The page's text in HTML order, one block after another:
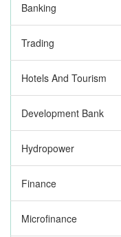
Banking
Trading
Hotels And Tourism
Development Bank
Hydropower
Finance
Microfinance